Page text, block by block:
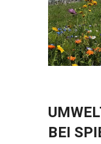
BEI